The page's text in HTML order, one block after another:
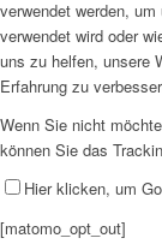
verwendet werden,
verwendet wird oder
uns zu helfen, unsere
Erfahrung zu
Wenn Sie nicht
können Sie das
Hier klicken, um
[matomo_opt_out]